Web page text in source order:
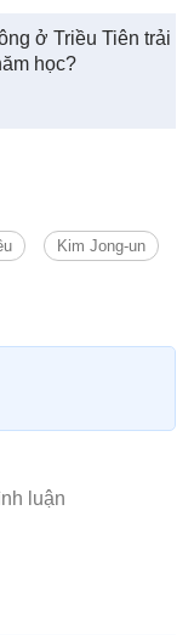
ở Triều Tiên trải
học?
Kim Jong-un